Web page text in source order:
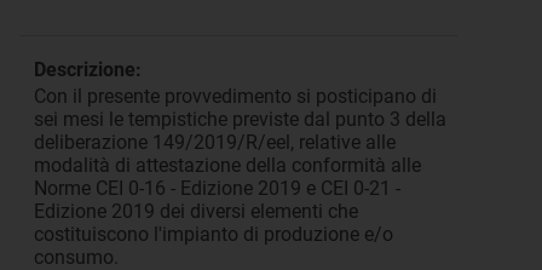
Descrizione:
Con il presente provvedimento si posticipano di
sei mesi le tempistiche previste dal punto 3 della
deliberazione 149/2019/R/eel, relative alle
modalità di attestazione della conformità alle
Norme CEI 0-16 - Edizione 2019 e CEI 0-21 -
Edizione 2019 dei diversi elementi che
costituiscono l'impianto di produzione e/o
consumo.